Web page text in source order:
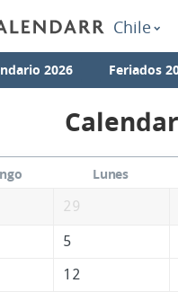
Chile
2026 Feriados
Lunes
29
5
12